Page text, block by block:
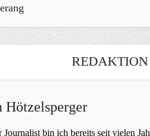
REDAKTION
Hötzelsperger
Journalist bin ich bereits seit vielen